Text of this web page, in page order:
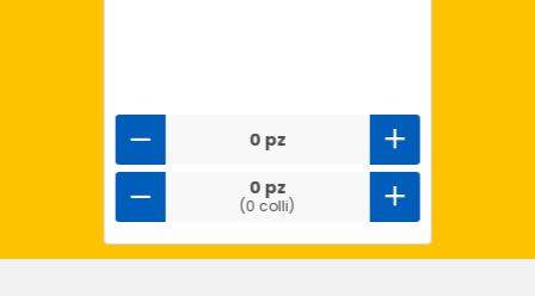
0 pz
0 pz
(0 colli)